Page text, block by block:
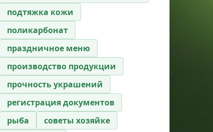
подтяжка кожи
поликарбонат
праздничное меню
производство продукции
прочность украшений
регистрация документов
рыба
советы хозяйке